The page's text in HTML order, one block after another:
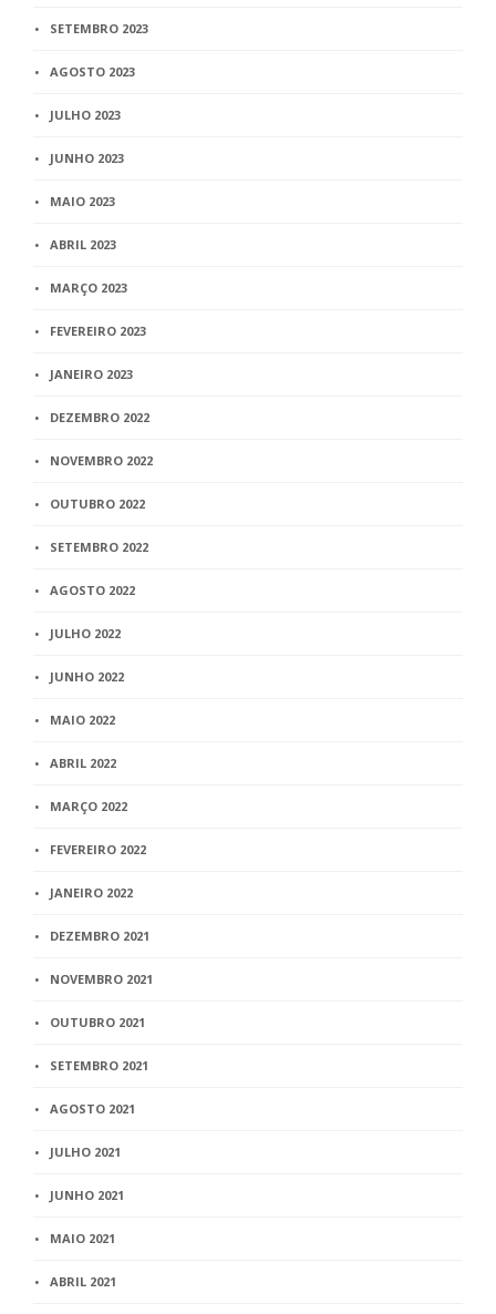
SETEMBRO 2023
AGOSTO 2023
JULHO 2023
JUNHO 2023
MAIO 2023
ABRIL 2023
MARÇO 2023
FEVEREIRO 2023
JANEIRO 2023
DEZEMBRO 2022
NOVEMBRO 2022
OUTUBRO 2022
SETEMBRO 2022
AGOSTO 2022
JULHO 2022
JUNHO 2022
MAIO 2022
ABRIL 2022
MARÇO 2022
FEVEREIRO 2022
JANEIRO 2022
DEZEMBRO 2021
NOVEMBRO 2021
OUTUBRO 2021
SETEMBRO 2021
AGOSTO 2021
JULHO 2021
JUNHO 2021
MAIO 2021
ABRIL 2021